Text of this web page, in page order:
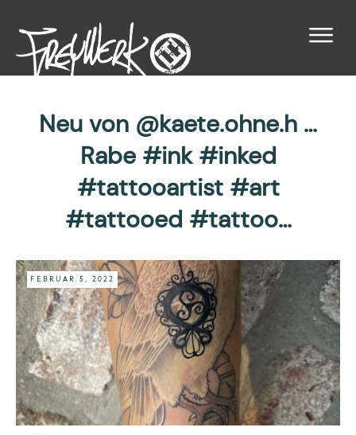
Neu von @kaete.ohne.h …
Rabe #ink #inked
#tattooartist #art
#tattooed #tattoo…
FEBRUAR 5, 2022